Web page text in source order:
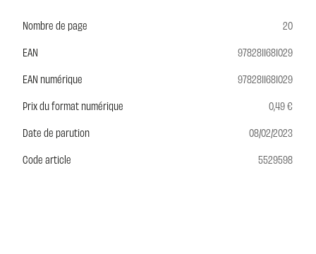
Nombre de page
20
EAN
9782811681029
EAN numérique
9782811681029
Prix du format numérique
0,49 €
Date de parution
08/02/2023
Code article
5529598